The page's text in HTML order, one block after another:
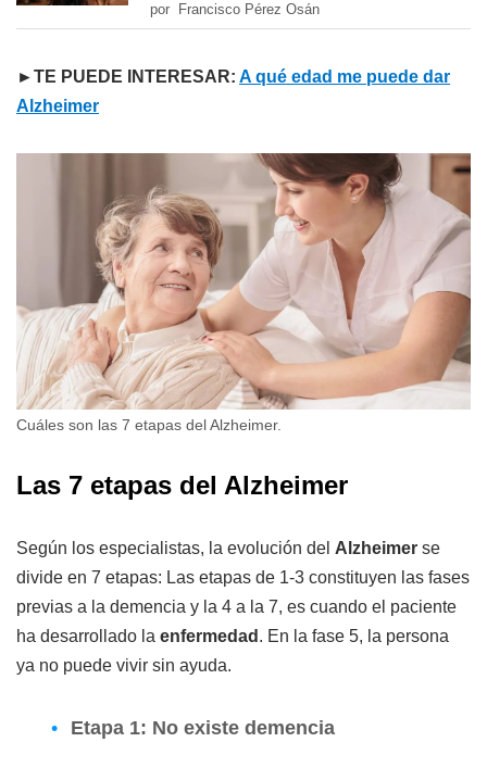
por Francisco Pérez Osán
►TE PUEDE INTERESAR: A qué edad me puede dar
Alzheimer
Cuáles son las 7 etapas del Alzheimer.
Las 7 etapas del Alzheimer
Según los especialistas, la evolución del Alzheimer se
divide en 7 etapas: Las etapas de 1-3 constituyen las fases
previas a la demencia y la 4 a la 7, es cuando el paciente
ha desarrollado la enfermedad . En la fase 5, la persona
ya no puede vivir sin ayuda.
Etapa 1: No existe demencia